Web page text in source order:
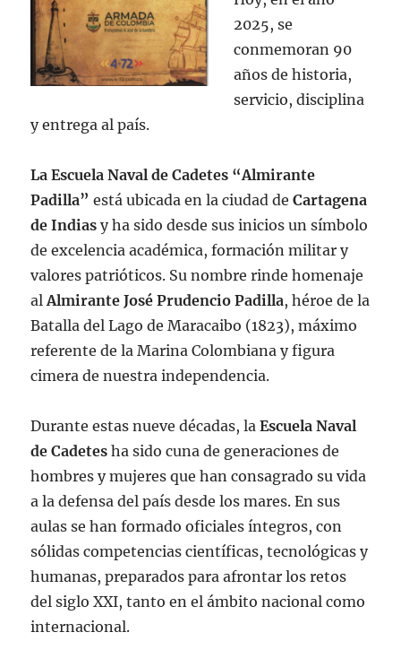
2025, se
conmemoran 90
años de historia,
servicio, disciplina
y entrega al país.
La Escuela Naval de Cadetes “Almirante
Padilla”está ubicada en la ciudad deCartagena
de Indias y ha sido desde sus inicios un símbolo
de excelencia académica, formación militar y
valores patrióticos. Su nombre rinde homenaje
alAlmirante José Prudencio Padilla, héroe de la
Batalla del Lago de Maracaibo (1823), máximo
referente de la Marina Colombiana y figura
cimera de nuestra independencia.
Durante estas nueve décadas, laEscuela Naval
de Cadetes ha sido cuna de generaciones de
hombres y mujeres que han consagrado su vida
a la defensa del país desde los mares. En sus
aulas se han formado oficiales íntegros, con
sólidas competencias científicas, tecnológicas y
humanas, preparados para afrontar los retos
del siglo XXI, tanto en el ámbito nacional como
internacional.